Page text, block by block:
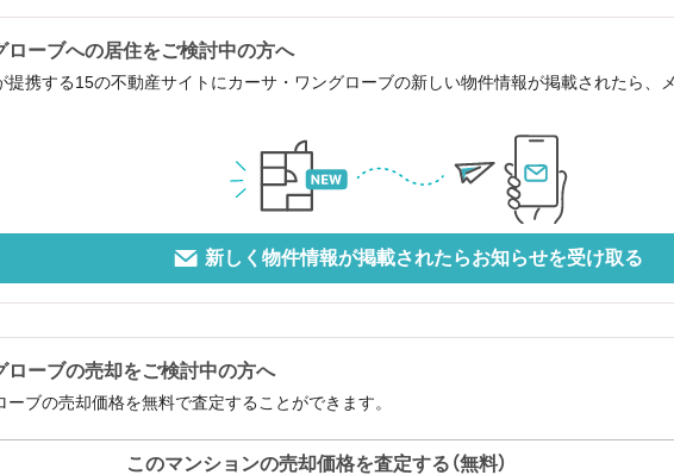
ローブへの居住をご検討中の方へ
提携する15の不動産サイトにカーサ・ワングローブの新しい物件情報が掲載されたら、
新しく物件情報が掲載されたらお知らせを受け取る
ローブの売却をご検討中の方へ
ーブの売却価格を無料で査定することができます。
このマンションの売却価格を査定する（無料）